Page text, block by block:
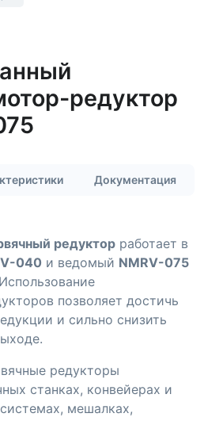
редуктор
Документация
редуктор работает в
040 и ведомый NMRV-075
позволяет достичь
и сильно снизить
редукторы
станках, конвейерах и
мешалках,